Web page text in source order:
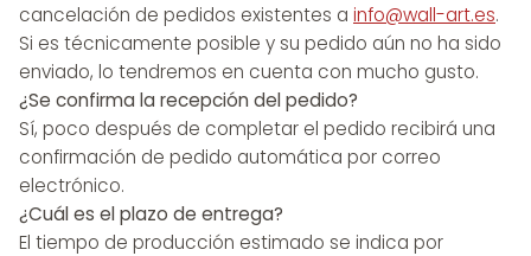
cancelación de pedidos existentes a info@wall-art.es.
Si es técnicamente posible y su pedido aún no ha sido
enviado, lo tendremos en cuenta con mucho gusto.
¿Se confirma la recepción del pedido?
Sí, poco después de completar el pedido recibirá una
confirmación de pedido automática por correo
electrónico.
¿Cuál es el plazo de entrega?
El tiempo de producción estimado se indica por